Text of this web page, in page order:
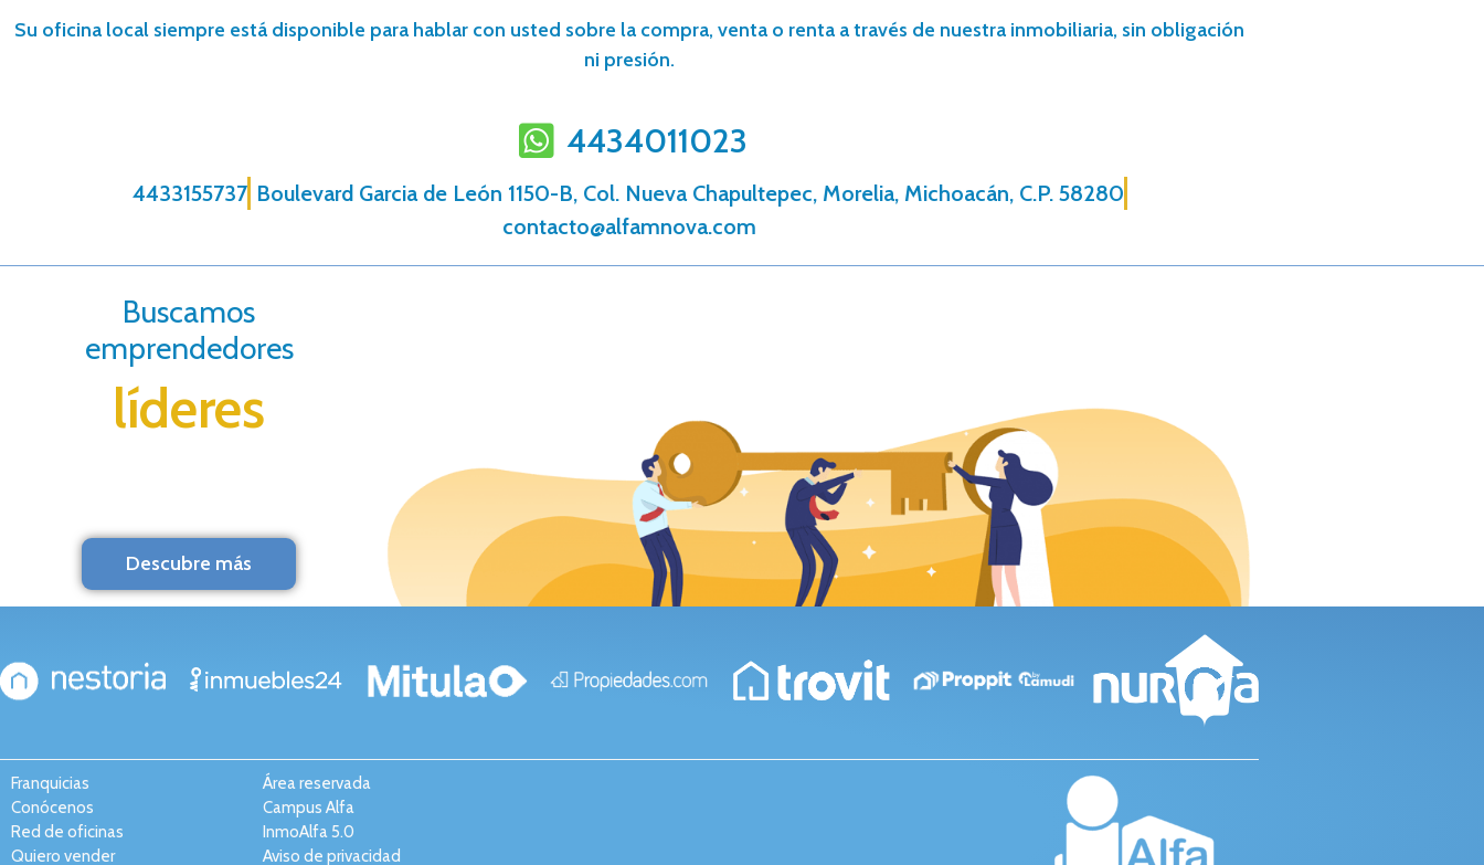
Su oficina local siempre está disponible para hablar con usted sobre la compra, venta o renta a través de nuestra inmobiliaria, sin obligación
ni presión.
4434011023
4433155737 Boulevard Garcia de León 1150-B, Col. Nueva Chapultepec, Morelia, Michoacán, C.P. 58280
contacto@alfamnova.com
Buscamos
emprendedores
líderes
Descubre más
Franquicias
Conócenos
Red de oficinas
Quiero vender
Área reservada
Campus Alfa
InmoAlfa 5.0
Aviso de privacidad